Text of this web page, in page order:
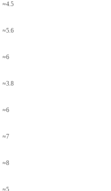
≈4.5
≈5.6
≈6
≈3.8
≈6
≈7
≈8
≈5